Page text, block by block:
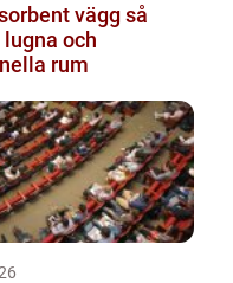
vägg så
och
rum